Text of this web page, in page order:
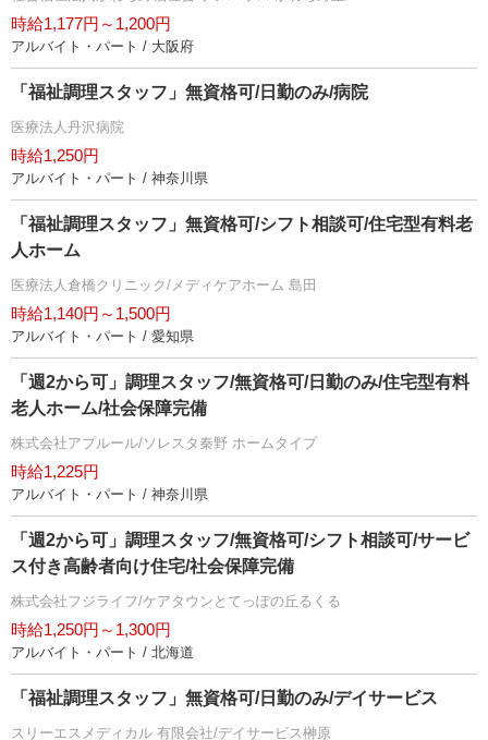
時給1,177円～1,200円
アルバイト・パート / 大阪府
「福祉調理スタッフ」無資格可/日勤のみ/病院
医療法人丹沢病院
時給1,250円
アルバイト・パート / 神奈川県
「福祉調理スタッフ」無資格可/シフト相談可/住宅型有料老
人ホーム
医療法人倉橋クリニック/メディケアホーム 島田
時給1,140円～1,500円
アルバイト・パート / 愛知県
「週2から可」調理スタッフ/無資格可/日勤のみ/住宅型有料
老人ホーム/社会保障完備
株式会社アプルール/ソレスタ秦野 ホームタイプ
時給1,225円
アルバイト・パート / 神奈川県
「週2から可」調理スタッフ/無資格可/シフト相談可/サービ
ス付き高齢者向け住宅/社会保障完備
株式会社フジライフ/ケアタウンとてっぽの丘るくる
時給1,250円～1,300円
アルバイト・パート / 北海道
「福祉調理スタッフ」無資格可/日勤のみ/デイサービス
スリーエスメディカル 有限会社/デイサービス榊原